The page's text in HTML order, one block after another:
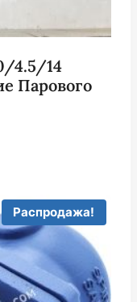
4.5/14
Парового
Распродажа!